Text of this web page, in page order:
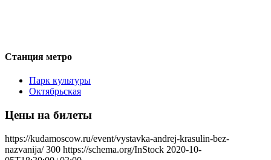
Станция метро
Парк культуры
Октябрьская
Цены на билеты
https://kudamoscow.ru/event/vystavka-andrej-krasulin-bez-
nazvanija/ 300 https://schema.org/InStock 2020-10-